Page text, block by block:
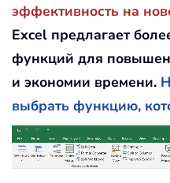
эффективность на
Excel предлагает
функций для
и экономии времени.
выбрать функцию,